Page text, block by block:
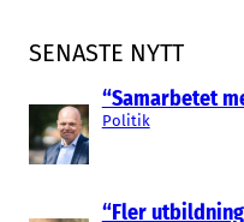
SENASTE NYTT
“Samarbetet
Politik
“Fler